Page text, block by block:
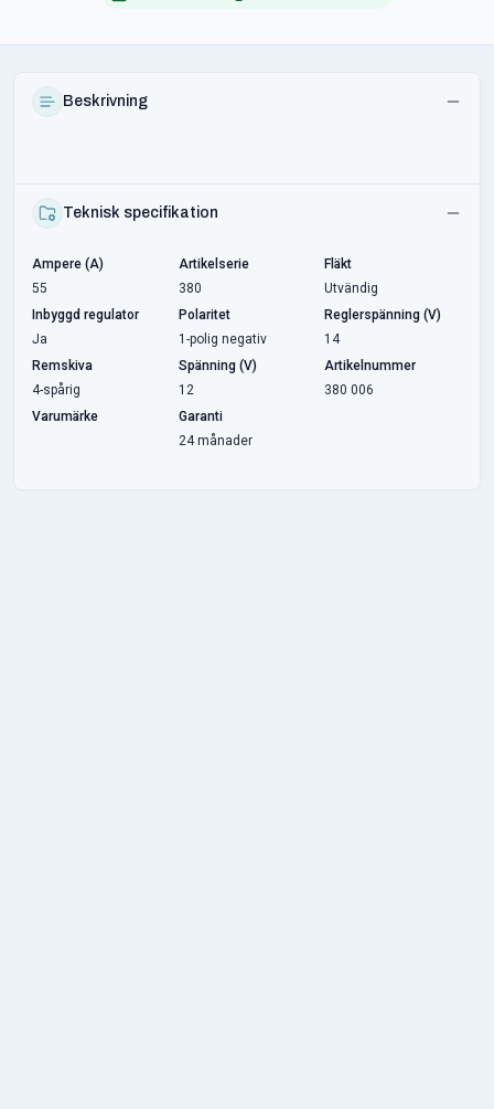
Beskrivning
Teknisk specifikation
Ampere (A)
55
Artikelserie
380
Fläkt
Utvändig
Inbyggd regulator
Ja
Polaritet
1-polig negativ
Reglerspänning (V)
14
Remskiva
4-spårig
Spänning (V)
12
Artikelnummer
380 006
Varumärke
Garanti
24 månader